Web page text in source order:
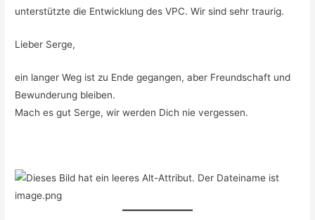
unterstützte die Entwicklung des VPC. Wir sind sehr traurig.
Lieber Serge,
ein langer Weg ist zu Ende gegangen, aber Freundschaft und
Bewunderung bleiben.
Mach es gut Serge, wir werden Dich nie vergessen.